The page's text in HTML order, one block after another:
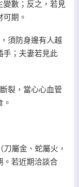
變數；反之，若見
期。
須防身邊有人越
手；夫妻若見此
裂，當心心血管
屬金、蛇屬火，
。若近期洽談合